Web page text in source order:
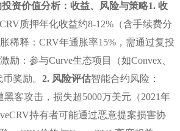
资价值分析：收益、风险与策略1. 收
质押年化收益约8-12%（含手续费分
稀释：CRV年通胀率15%，需通过复投
励：参与Curve生态项目（如Convex、
奖励。 2. 风险评估智能合约风险：
黑客攻击，损失超5000万美元（2021年
持有者可能通过恶意提案损害协